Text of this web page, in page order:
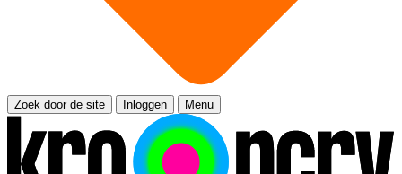
Zoek door de site Inloggen Menu